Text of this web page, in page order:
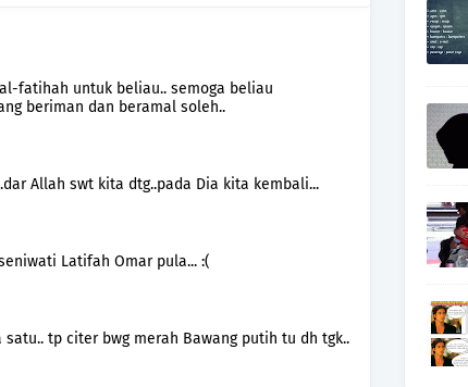
fatihah untuk beliau.. semoga beliau
beriman dan beramal soleh..
Allah swt kita dtg..pada Dia kita kembali...
Latifah Omar pula... :(
tp citer bwg merah Bawang putih tu dh tgk..